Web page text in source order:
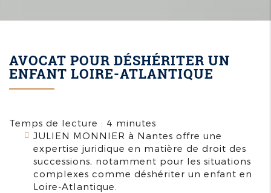
AVOCAT POUR DÉSHÉRITER UN
ENFANT LOIRE-ATLANTIQUE
Temps de lecture : 4 minutes
JULIEN MONNIER à Nantes offre une
expertise juridique en matière de droit des
successions, notamment pour les situations
complexes comme déshériter un enfant en
Loire-Atlantique.